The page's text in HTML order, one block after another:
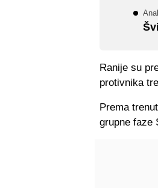
Ranije su
protivnika
Prema
grupne faze